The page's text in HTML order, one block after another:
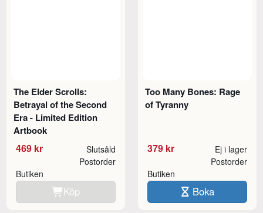
The Elder Scrolls:
Betrayal of the Second
Era - Limited Edition
Artbook
469 kr Slutsåld
Butiken
Postorder
Köp
Too Many Bones: Rage
of Tyranny
379 kr Ej i lager
Butiken
Postorder
Boka